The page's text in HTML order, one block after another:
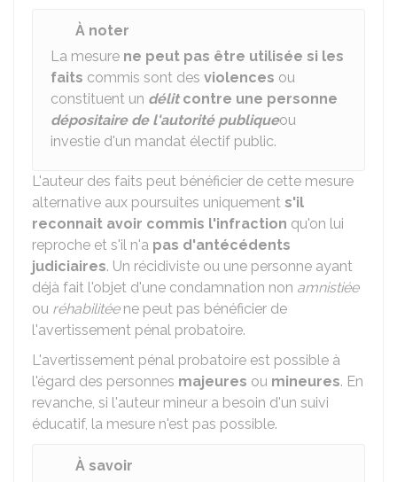
À noter
La mesure ne peut pas être utilisée si les
faits commis sont des violences ou
constituent un délitcontre une personne
dépositaire de l'autorité publiqueou
investie d'un mandat électif public.
L'auteur des faits peut bénéficier de cette mesure
alternative aux poursuites uniquement s'il
reconnait avoir commis l'infraction qu'on lui
reproche et s'il n'a pas d'antécédents
judiciaires. Un récidiviste ou une personne ayant
déjà fait l'objet d'une condamnation non amnistiée
ou réhabilitéene peut pas bénéficier de
l'avertissement pénal probatoire.
L'avertissement pénal probatoire est possible à
l'égard des personnes majeures ou mineures. En
revanche, si l'auteur mineur a besoin d'un suivi
éducatif, la mesure n'est pas possible.
À savoir